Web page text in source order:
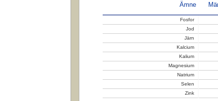
Ämne
Fosfor
Jod
Järn
Kalcium
Kalium
Magnesium
Natrium
Selen
Zink